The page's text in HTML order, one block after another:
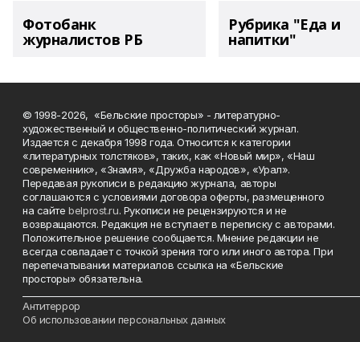
Фотобанк
журналистов РБ
Рубрика "Еда и
напитки"
© 1998-2026, «Бельские просторы» - литературно-
художественный и общественно-политический журнал.
Издается с декабря 1998 года. Относится к категории
«литературных толстяков», таких, как «Новый мир», «Наш
современник», «Знамя», «Дружба народов», «Урал».
Передавая рукописи в редакцию журнала, авторы
соглашаются с условиями договора оферты, размещенного
на сайтеbelprost.ru. Рукописи не рецензируются и не
возвращаются. Редакция не вступает в переписку с авторами.
Положительное решение сообщается. Мнение редакции не
всегда совпадает с точкой зрения того или иного автора. При
перепечатывании материалов ссылка на «Бельские
просторы» обязательна.
Антитеррор
Об использовании персональных данных